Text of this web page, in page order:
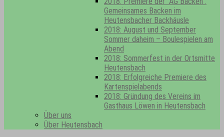
Gemeinsames Backen im
Heutensbacher Backhäusle
2018: August und September
Sommer daheim – Boulespielen am
Abend
2018: Sommerfest in der Ortsmitte
Heutensbach
2018: Erfolgreiche Premiere des
Kartenspielabends
2018: Gründung des Vereins im
Gasthaus Löwen in Heutensbach
Über uns
Über Heutensbach